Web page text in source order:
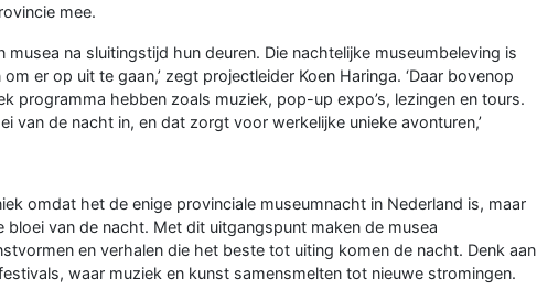
mee.
musea na sluitingstijd hun deuren. Die nachtelijke museumbeleving is
er op uit te gaan,’ zegt projectleider Koen Haringa. ‘Daar bovenop
programma hebben zoals muziek, pop-up expo’s, lezingen en tours.
van de nacht in, en dat zorgt voor werkelijke unieke avonturen,’
omdat het de enige provinciale museumnacht in Nederland is, maar
van de nacht. Met dit uitgangspunt maken de musea
en verhalen die het beste tot uiting komen de nacht. Denk aan
waar muziek en kunst samensmelten tot nieuwe stromingen.